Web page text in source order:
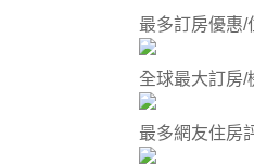
最多訂房優惠/
全球最大訂房/
最多網友住房